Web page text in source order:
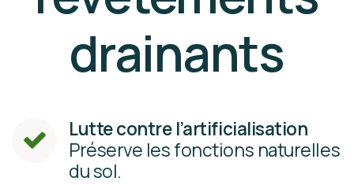
drainants
Lutte contre l’artificialisation
Préserve les fonctions naturelles
du sol.